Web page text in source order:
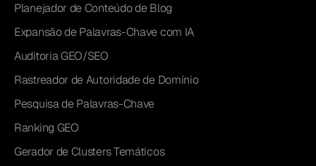
Planejador de Conteúdo de Blog
Expansão de Palavras-Chave com IA
Auditoria GEO/SEO
Rastreador de Autoridade de Domínio
Pesquisa de Palavras-Chave
Ranking GEO
Gerador de Clusters Temáticos